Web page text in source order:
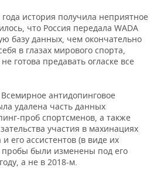
история получила неприятное
что Россия передала WADA
базу данных, чем окончательно
в глазах мирового спорта,
готова предавать огласке все
антидопинговое
удалена часть данных
проб спортсменов, а также
участия в махинациях
его ассистентов (в виде их
были изменены под его
а не в 2018-м.